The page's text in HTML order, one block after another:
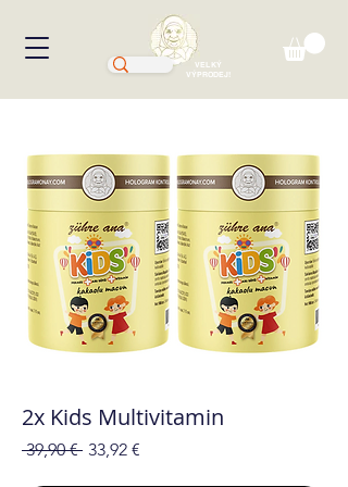
VELKÝ
VÝPRODEJ!
2x Kids Multivitamin
39,90 € Běžná
33,92 €